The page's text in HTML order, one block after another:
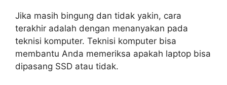
Jika masih bingung dan tidak yakin, cara
terakhir adalah dengan menanyakan pada
teknisi komputer. Teknisi komputer bisa
membantu Anda memeriksa apakah laptop bisa
dipasang SSD atau tidak.